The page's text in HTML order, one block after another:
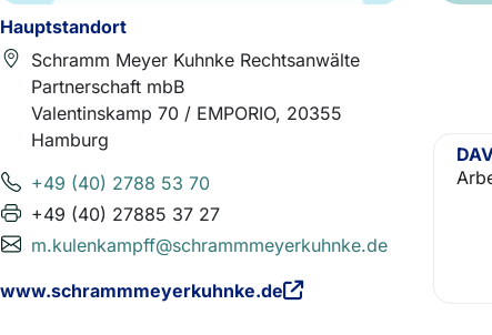
Hauptstandort
Schramm Meyer Kuhnke Rechtsanwälte
Partnerschaft mbB
Valentinskamp 70 / EMPORIO, 20355
Hamburg
+49 (40) 2788 53 70
+49 (40) 27885 37 27
m.kulenkampff@schrammmeyerkuhnke.de
www.schrammmeyerkuhnke.de